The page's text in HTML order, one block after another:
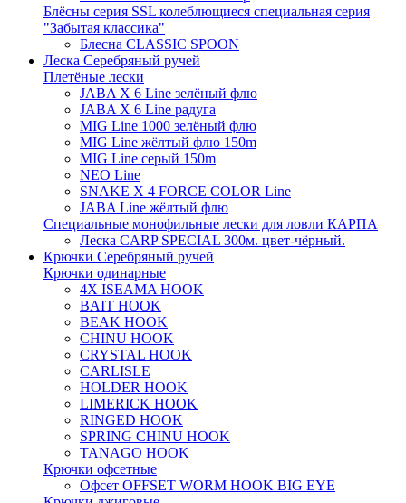
Блёсны серия SSL колеблющиеся специальная серия
"Забытая классика"
Блесна CLASSIC SPOON
Леска Серебряный ручей
Плетёные лески
JABA X 6 Line зелёный флю
JABA X 6 Line радуга
MIG Line 1000 зелёный флю
MIG Line жёлтый флю 150m
MIG Line серый 150m
NEO Line
SNAKE X 4 FORCE COLOR Line
JABA Line жёлтый флю
Специальные монофильные лески для ловли КАРПА
Леска CARP SPECIAL 300м. цвет-чёрный.
Крючки Серебряный ручей
Крючки одинарные
4X ISEAMA HOOK
BAIT HOOK
BEAK HOOK
CHINU HOOK
CRYSTAL HOOK
CARLISLE
HOLDER HOOK
LIMERICK HOOK
RINGED HOOK
SPRING CHINU HOOK
TANAGO HOOK
Крючки офсетные
Офсет OFFSET WORM HOOK BIG EYE